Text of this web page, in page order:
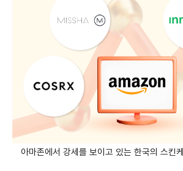
아마존에서 강세를 보이고 있는 한국의 스킨